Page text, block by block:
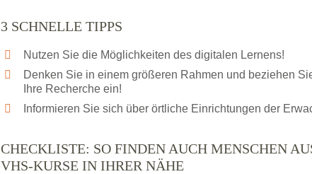
3 SCHNELLE TIPPS
Nutzen Sie die Möglichkeiten des digitalen Lernens!
Denken Sie in einem größeren Rahmen und beziehen
Ihre Recherche ein!
Informieren Sie sich über örtliche Einrichtungen der
CHECKLISTE: SO FINDEN AUCH MENSCHEN
VHS-KURSE IN IHRER NÄHE